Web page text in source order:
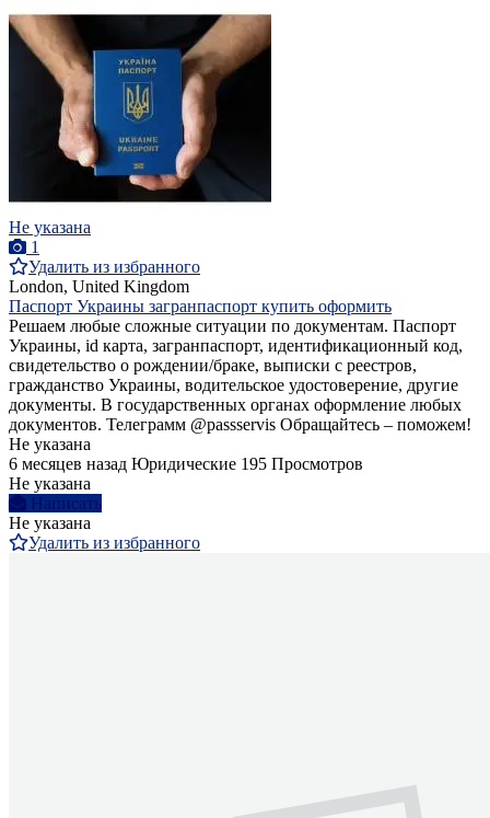
Не указана
1
Удалить из избранного
London, United Kingdom
Паспорт Украины загранпаспорт купить оформить
Решаем любые сложные ситуации по документам. Паспорт
Украины, id карта, загранпаспорт, идентификационный код,
свидетельство о рождении/браке, выписки с реестров,
гражданство Украины, водительское удостоверение, другие
документы. В государственных органах оформление любых
документов. Телеграмм @passservis Обращайтесь – поможем!
Не указана
6 месяцев назад Юридические 195 Просмотров
Не указана
Написать
Не указана
Удалить из избранного